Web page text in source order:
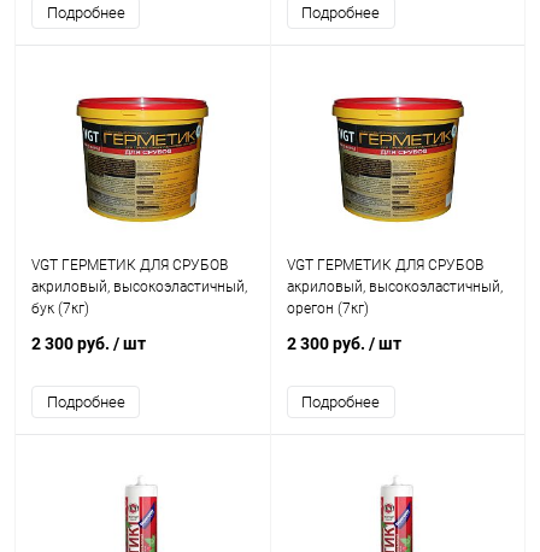
Подробнее Подробнее
VGT ГЕРМЕТИК ДЛЯ СРУБОВ
акриловый, высокоэластичный,
бук (7кг)
2 300 руб. / шт
Подробнее
VGT ГЕРМЕТИК ДЛЯ СРУБОВ
акриловый, высокоэластичный,
орегон (7кг)
2 300 руб. / шт
Подробнее